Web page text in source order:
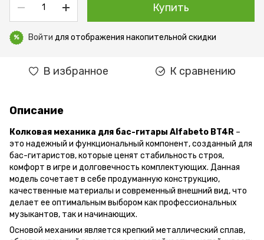
Купить
% Войти для отображения накопительной скидки
В избранное К сравнению
Описание
Колковая механика для бас-гитары Alfabeto BT4R –
это надежный и функциональный компонент, созданный для
бас-гитаристов, которые ценят стабильность строя,
комфорт в игре и долговечность комплектующих. Данная
модель сочетает в себе продуманную конструкцию,
качественные материалы и современный внешний вид, что
делает ее оптимальным выбором как профессиональных
музыкантов, так и начинающих.
Основой механики является крепкий металлический сплав,